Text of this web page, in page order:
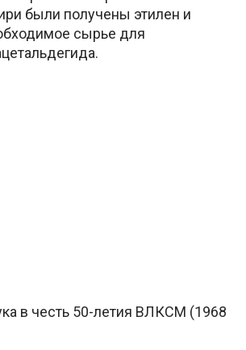
были получены этилен и
сырье для
в честь 50-летия ВЛКСМ (1968